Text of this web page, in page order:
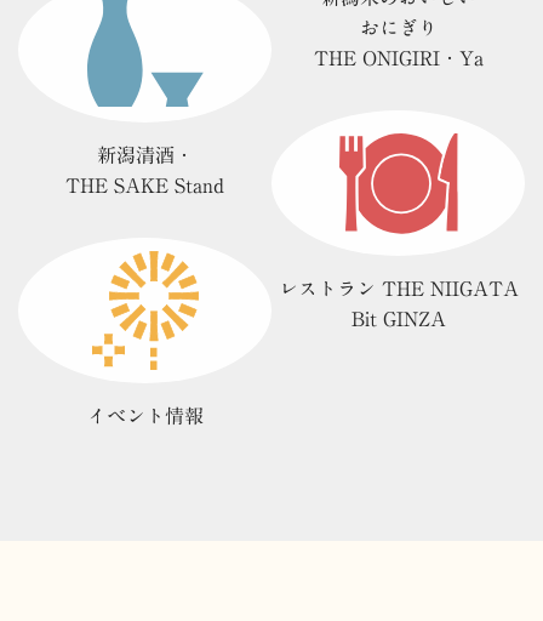
おにぎり
THE ONIGIRI・Ya
新潟清酒・
THE SAKE Stand
レストラン THE NIIGATA
Bit GINZA
イベント情報